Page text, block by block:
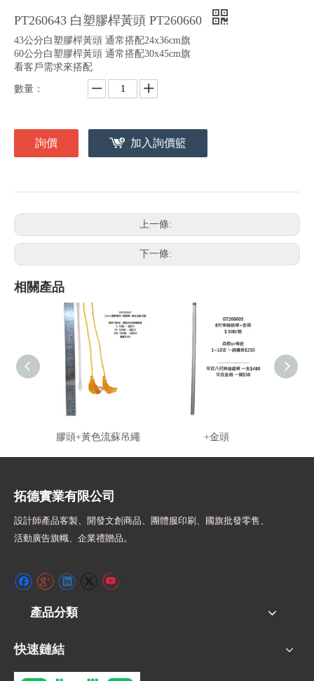
PT260643 白塑膠桿黃頭 PT260660
43公分白塑膠桿黃頭 通常搭配24x36cm旗
60公分白塑膠桿黃頭 通常搭配30x45cm旗
看客戶需求來搭配
數量：
詢價 加入詢價籃
上一條:
下一條:
相關產品
LW260602 塑膠旗桿+塑
膠頭+黃色流蘇吊繩
+金頭
拓德實業有限公司
設計師產品客製、開發文創商品、團體服印刷、
國旗批發零售、
活動廣告旗幟、 企業禮贈品。
產品分類
快速鏈結